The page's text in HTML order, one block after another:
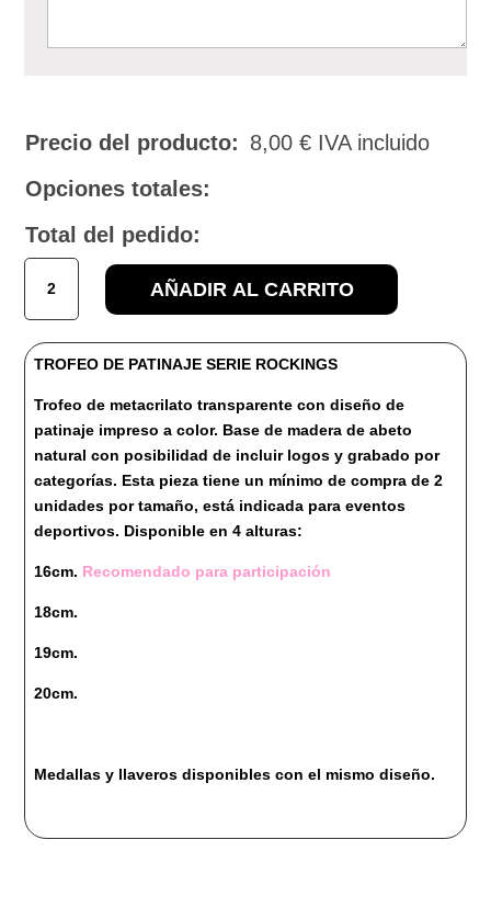
Precio del producto: 8,00€ IVA incluido
Opciones totales:
Total del pedido:
PATINAJE
SERIE
ROCKINGS
cantidad
AÑADIR AL CARRITO
TROFEO DE PATINAJE SERIE ROCKINGS
Trofeo de metacrilato transparente con diseño de
patinaje impreso a color. Base de madera de abeto
natural con posibilidad de incluir logos y grabado por
categorías. Esta pieza tiene un mínimo de compra de 2
unidades por tamaño, está indicada para eventos
deportivos. Disponible en 4 alturas:
16cm. Recomendado para participación
18cm.
19cm.
20cm.
Medallas y llaveros disponibles con el mismo diseño.